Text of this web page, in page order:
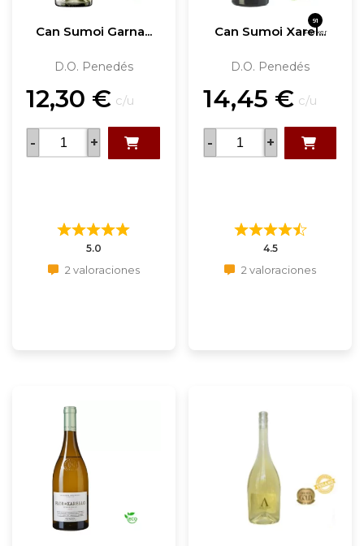
Can Sumoi Garna...
D.O. Penedés
12,30 € c/u
- +
5.0
2 valoraciones
Can Sumoi Xarel...
D.O. Penedés
91
Parker
14,45 € c/u
- +
4.5
2 valoraciones